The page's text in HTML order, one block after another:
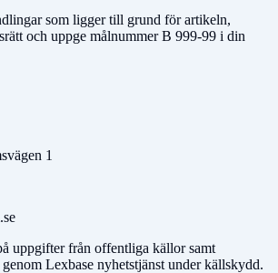
som ligger till grund för artikeln,
och uppge målnummerB 999-99 i din
1
uppgifter från offentliga källor samt
Lexbase nyhetstjänst under källskydd.